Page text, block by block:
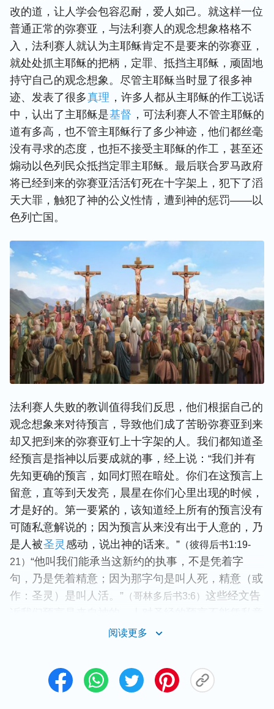
改的道，让人学会包容忍耐，爱人如己。就这样一位
普通正常的弥赛亚，与法利赛人的观念想象格格不
入，法利赛人就认为主耶稣肯定不是要来的弥赛亚，
就处处抓主耶稣的把柄，定罪、抵挡主耶稣，顽固地
持守自己的观念想象。尽管主耶稣当时显了很多神
迹、发表了很多真理 ，许多人都从主耶稣的作工说话
中，认出了主耶稣是基督 ，可法利赛人不管主耶稣的
道有多高，也不管主耶稣行了多少神迹，他们都丝毫
没有寻求的态度，也拒不接受主耶稣的作工，甚至还
煽动以色列民众抵挡定罪主耶稣。最后联合罗马政府
将已经到来的弥赛亚活活钉死在十字架上，犯下了滔
天大罪，触犯了神的公义性情，遭到神的惩罚——以
色列亡国。
法利赛人失败的教训值得我们反思，他们根据自己的
观念想象来对待预言，导致他们成了苦盼弥赛亚到来
却又把到来的弥赛亚钉上十字架的人。我们都知道圣
经预言是指神以后要成就的事，经上说：“我们并有
先知更确的预言，如同灯照在暗处。你们在这预言上
留意，直等到天发亮，晨星在你们心里出现的时候，
才是好的。第一要紧的，该知道经上所有的预言没有
可随私意解说的；因为预言从来没有出于人意的，乃
是人被圣灵 感动，说出神的话来。” （彼得后书1:19-
21） “他叫我们能承当这新约的执事，不是凭着字
句，乃是凭着精意；因为那字句是叫人死，精意（或
作：圣灵）是叫人活。” （哥林多后书3:6） 这些经文告
解说，不能只从字句上，从字面上来理解领受，不能
测，充满神的智慧，我们无法测透神的作工，若是我
阅读更多